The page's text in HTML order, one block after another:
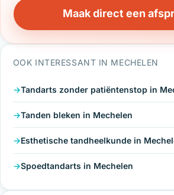
Maak direct een
OOK INTERESSANT IN MECHELEN
Tandarts zonder patiëntenstop in
Tanden bleken in Mechelen
Esthetische tandheelkunde in
Spoedtandarts in Mechelen